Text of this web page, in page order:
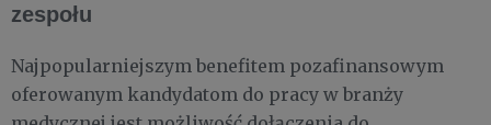
zespołu
Najpopularniejszym benefitem pozafinansowym
oferowanym kandydatom do pracy w branży